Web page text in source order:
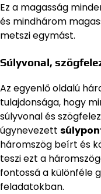
Ez a magasság
és mindhárom
metszi egymást.
Súlyvonal,
Az egyenlő oldalú
tulajdonsága, hogy
súlyvonal és
úgynevezett
háromszög beírt és
teszi ezt a
fontossá a különféle
feladatokban.